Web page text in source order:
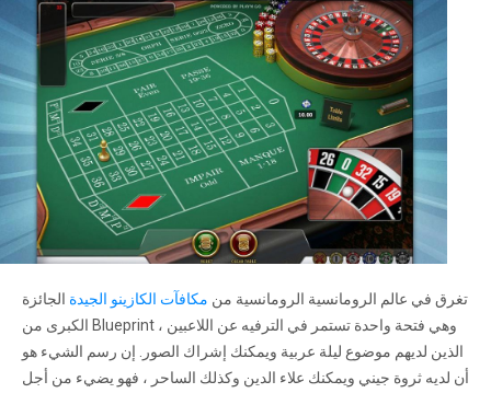
تغرق في عالم الرومانسية الرومانسية من مكافآت الكازينو الجيدة الجائزة
الكبرى من Blueprint ، وهي فتحة واحدة تستمر في الترفيه عن اللاعبين
الذين لديهم موضوع ليلة عربية ويمكنك إشراك الصور. إن رسم الشيء هو
أن لديه ثروة جيني ويمكنك علاء الدين وكذلك الساحر ، فهو يضيء من أجل